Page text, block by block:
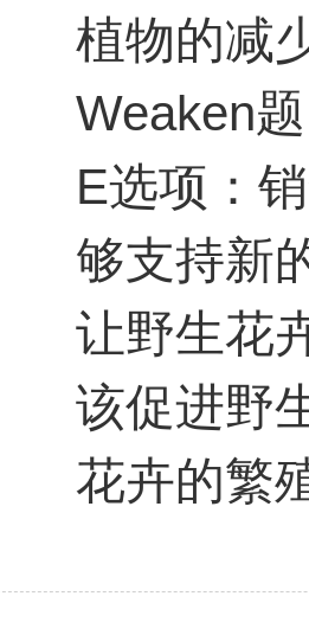
植物的减
Weaken题
E选项：
够支持新
让野生花
该促进野
花卉的繁